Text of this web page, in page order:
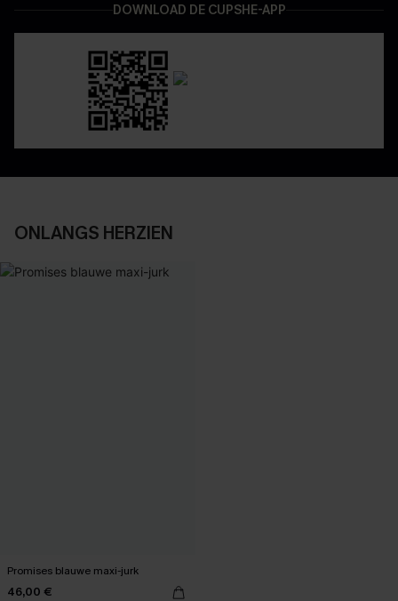
DOWNLOAD DE CUPSHE-APP
ONLANGS HERZIEN
Promises blauwe maxi-jurk
46,00 €